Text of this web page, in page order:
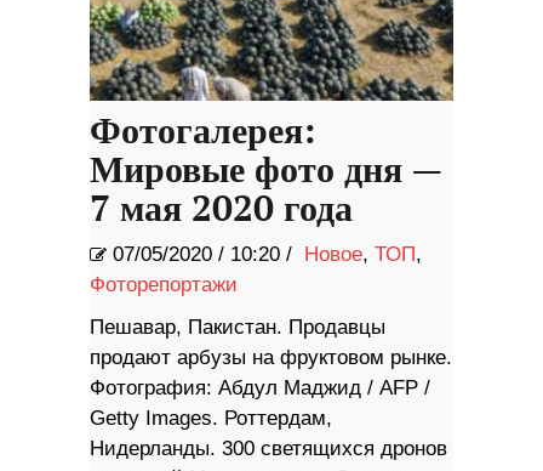
Фотогалерея:
Мировые фото дня —
7 мая 2020 года
07/05/2020 / 10:20 / Новое, ТОП,
Фоторепортажи
Пешавар, Пакистан. Продавцы
продают арбузы на фруктовом рынке.
Фотография: Абдул Маджид / AFP /
Getty Images. Роттердам,
Нидерланды. 300 светящихся дронов